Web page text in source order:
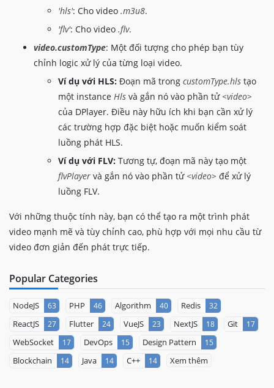
theme: '#0077c2'
hotkey: true
preload : 'auto',
video
type: 'flv',
customType:
{
flv : function (video , player
const flvPlayer = flvjs
}) ;
                        flvPlayer
.attachMediaElement
                        flvPlayer
}
</script>
</html >
'hls': Cho video .m3u8.
'flv': Cho video .flv.
video.customType: Một đối tượng cho phép bạn tùy
chỉnh logic xử lý của từng loại video.
Ví dụ với HLS: Đoạn mã trong customType.hls tạo
một instance Hls và gắn nó vào phần tử <video>
của DPlayer. Điều này hữu ích khi bạn cần xử lý
các trường hợp đặc biệt hoặc muốn kiểm soát
luồng phát HLS.
Ví dụ với FLV: Tương tự, đoạn mã này tạo một
flvPlayer và gắn nó vào phần tử <video> để xử lý
luồng FLV.
Với những thuộc tính này, bạn có thể tạo ra một trình phát
video mạnh mẽ và tùy chỉnh cao, phù hợp với mọi nhu cầu từ
video đơn giản đến phát trực tiếp.
Popular Categories
NodeJS 63 PHP 46 Algorithm 40 Redis 32
ReactJS 27 Flutter 24 VueJS 23 NextJS 18 Git 17
WebSocket 17 DevOps 15 Design Pattern 15
Blockchain 14 Java 14 C++ 14 Xem thêm